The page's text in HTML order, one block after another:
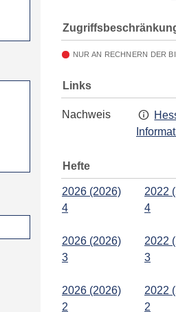
NUR AN RECHNERN DER
Links
Nachweis
Hefte
2026 (2026)
4
2026 (2026)
3
2026 (2026)
2
2022
4
2022
3
2022
2